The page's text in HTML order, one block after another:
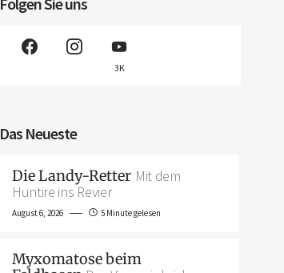
3K
Das Neueste
Die Landy-Retter Mit dem
Huntire ins Revier
August 6, 2026 5 Minute gelesen
Myxomatose beim